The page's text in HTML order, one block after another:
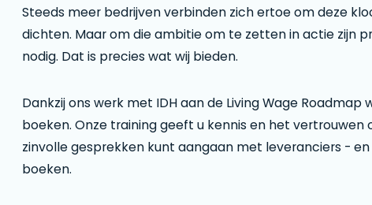
Steeds meer bedrijven verbinden zich ertoe om deze
dichten. Maar om die ambitie om te zetten in actie zijn
nodig. Dat is precies wat wij bieden.
Dankzij ons werk met IDH aan de Living Wage
boeken. Onze training geeft u kennis en het
zinvolle gesprekken kunt aangaan met leveranciers -
boeken.